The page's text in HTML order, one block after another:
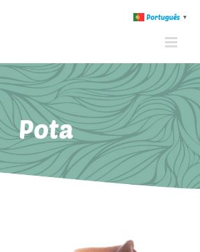
Pota
Português ▼